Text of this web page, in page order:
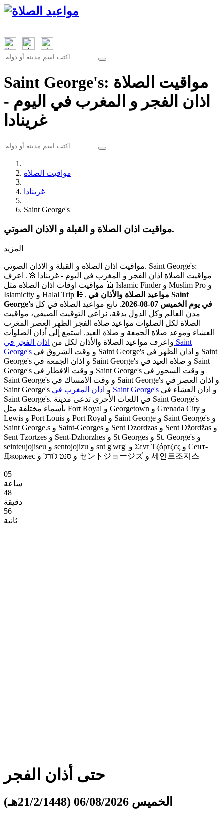
Saint George's: مواقيت الصلاة
اذان الفجر و المغرب في اليوم -
غرينادا
مواقيت الصلاة
غرينادا
Saint George's
مواقيت اذان الصلاة و القبلة و الاذان الصوتي.
المزيد
مواقيت اذان الصلاة و القبلة و الاذان الصوتي. Saint George's:
مواقيت الصلاة اذان الفجر و المغرب في اليوم - غرينادا 🕌. اعرف
مواقيت اوقات اذان الصلاة مثل 🕌 Islamic Finder و Muslim Pro و
Islamicity و Halal Trip 🕌. مواعيد الصلاة والأذان في Saint
George's في يوم الخميس 07-08-2026
. تابع مواعيد الصلاة في كل
مدن العالم وكل الدول بدقة، نراعي التوقيت الصيفي، مواقيت
الصلاة لكل الصلوات مواعيد صلاة الفجر الظهر العصر المغرب
العشاء وموعد صلاة الجمعة و صلاة العيد. استمع إلى أذان الصلوات
واعرف مواعيد الصلاة والأذان لكل من اذان الفجر في Saint
George's
George's و اذان الجمعة في Saint George's و صلاة العيد في Saint
George's و وقت الافطار في Saint George's و وقت السحور في
Saint George's و وقت الامساك في Saint George's و اذان العصر في
Saint George's و اذان المغرب في Saint George's
Saint George's. في اللغات الأخرى تدعى مدينة Saint George's
بأسماء مختلفة مثل Fort Royal و Georgetown و Grenada City و
Lewis و Port Louis و Port Royal و Saint George و Saint George's و
Saint George.s و Saint-Georges و Sent Dzordzas و Sent Džordžas و
Sent Tzortzes و Sent-Dzhorzhes و St Georges و St. George's و
seinteujojiseu و sentojojizu و snt g'wrg' و Σεντ Τζόρτζες و Сент-
Джоржес و סנט ג'ורג' و セントジョージズ و 세인트조지스
05
ساعة
48
دقيقة
55
ثانية
حتى أذان الفجر
الخميس 06/08/2026 (21/2/1448هـ)